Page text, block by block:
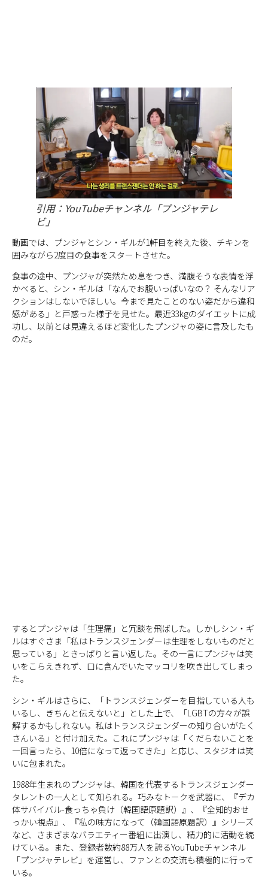
引用：YouTubeチャンネル「プンジャテレ
ビ」
動画では、プンジャとシン・ギルが1軒目を終えた後、チキンを
囲みながら2度目の食事をスタートさせた。
食事の途中、プンジャが突然ため息をつき、満腹そうな表情を浮
かべると、シン・ギルは「なんでお腹いっぱいなの？ そんなリア
クションはしないでほしい。今まで見たことのない姿だから違和
感がある」と戸惑った様子を見せた。最近33kgのダイエットに成
功し、以前とは見違えるほど変化したプンジャの姿に言及したも
のだ。
するとプンジャは「生理痛」と冗談を飛ばした。しかしシン・ギ
ルはすぐさま「私はトランスジェンダーは生理をしないものだと
思っている」ときっぱりと言い返した。その一言にプンジャは笑
いをこらえきれず、口に含んでいたマッコリを吹き出してしまっ
た。
シン・ギルはさらに、「トランスジェンダーを目指している人も
いるし、きちんと伝えないと」とした上で、「LGBTの方々が誤
解するかもしれない。私はトランスジェンダーの知り合いがたく
さんいる」と付け加えた。これにプンジャは「くだらないことを
一回言ったら、10倍になって返ってきた」と応じ、スタジオは笑
いに包まれた。
1988年生まれのプンジャは、韓国を代表するトランスジェンダー
タレントの一人として知られる。巧みなトークを武器に、『デカ
体サバイバル-食っちゃ負け（韓国語原題訳）』、『全知的おせ
っかい視点』、『私の味方になって（韓国語原題訳）』シリーズ
など、さまざまなバラエティー番組に出演し、精力的に活動を続
けている。また、登録者数約88万人を誇るYouTubeチャンネル
「プンジャテレビ」を運営し、ファンとの交流も積極的に行って
いる。